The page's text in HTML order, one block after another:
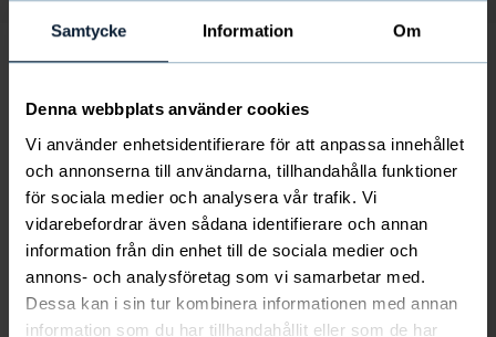
Samtycke Information Om
Denna webbplats använder cookies
Vi använder enhetsidentifierare för att anpassa innehållet
och annonserna till användarna, tillhandahålla funktioner
för sociala medier och analysera vår trafik. Vi
vidarebefordrar även sådana identifierare och annan
information från din enhet till de sociala medier och
annons- och analysföretag som vi samarbetar med.
Dessa kan i sin tur kombinera informationen med annan
information som du har tillhandahållit eller som de har
Sports Bra bordeaux
finskt föreningsliv får 5.5 € per paket
Modellen är mer ringad är tidigare och med brottarrygg
för skön passform och maximalt stöd. Fuktavstötande
Naturexx-behandling för att hålla huden torr och sval.
1-pack (styckpris 17 €). Visa mer